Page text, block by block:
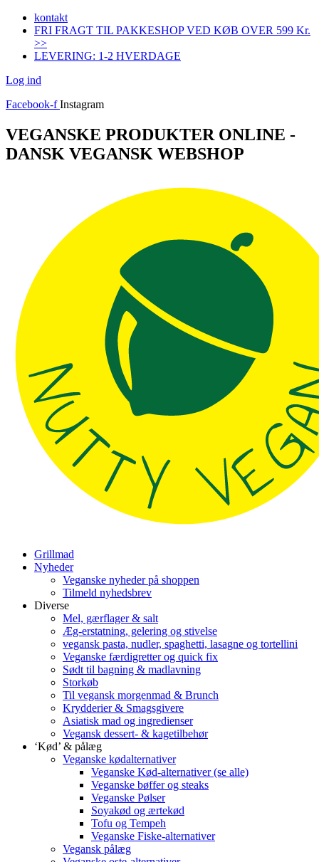
Videre
indhold
kontakt
FRI FRAGT TIL PAKKESHOP VED KØB OVER 599 Kr.
>>
LEVERING: 1-2 HVERDAGE
Log ind
Facebook-f Instagram
VEGANSKE PRODUKTER ONLINE -
DANSK VEGANSK WEBSHOP
Grillmad
Nyheder
Veganske nyheder på shoppen
Tilmeld nyhedsbrev
Diverse
Mel, gærflager & salt
Æg-erstatning, gelering og stivelse
vegansk pasta, nudler, spaghetti, lasagne og tortellini
Veganske færdigretter og quick fix
Sødt til bagning & madlavning
Storkøb
Til vegansk morgenmad & Brunch
Krydderier & Smagsgivere
Asiatisk mad og ingredienser
Vegansk dessert- & kagetilbehør
‘Kød’ & pålæg
Veganske kødalternativer
Veganske Kød-alternativer (se alle)
Veganske bøffer og steaks
Veganske Pølser
Soyakød og ærtekød
Tofu og Tempeh
Veganske Fiske-alternativer
Vegansk pålæg